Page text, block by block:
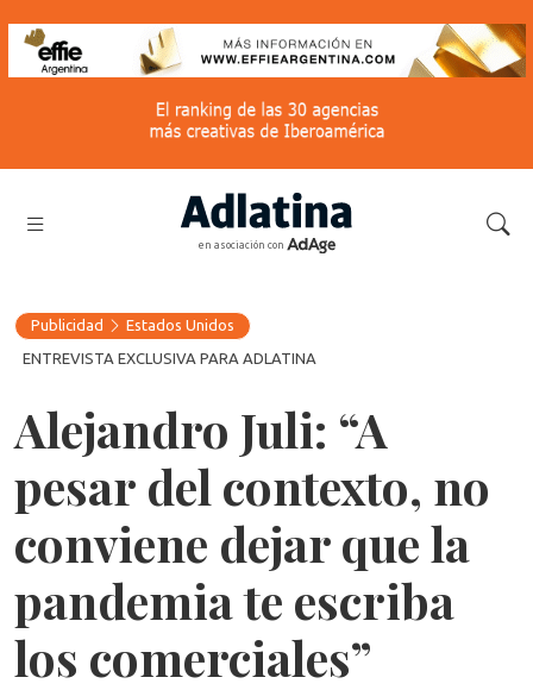
en asociación con
Publicidad
Estados Unidos
ENTREVISTA EXCLUSIVA PARA ADLATINA
Alejandro Juli: “A
pesar del contexto, no
conviene dejar que la
pandemia te escriba
los comerciales”